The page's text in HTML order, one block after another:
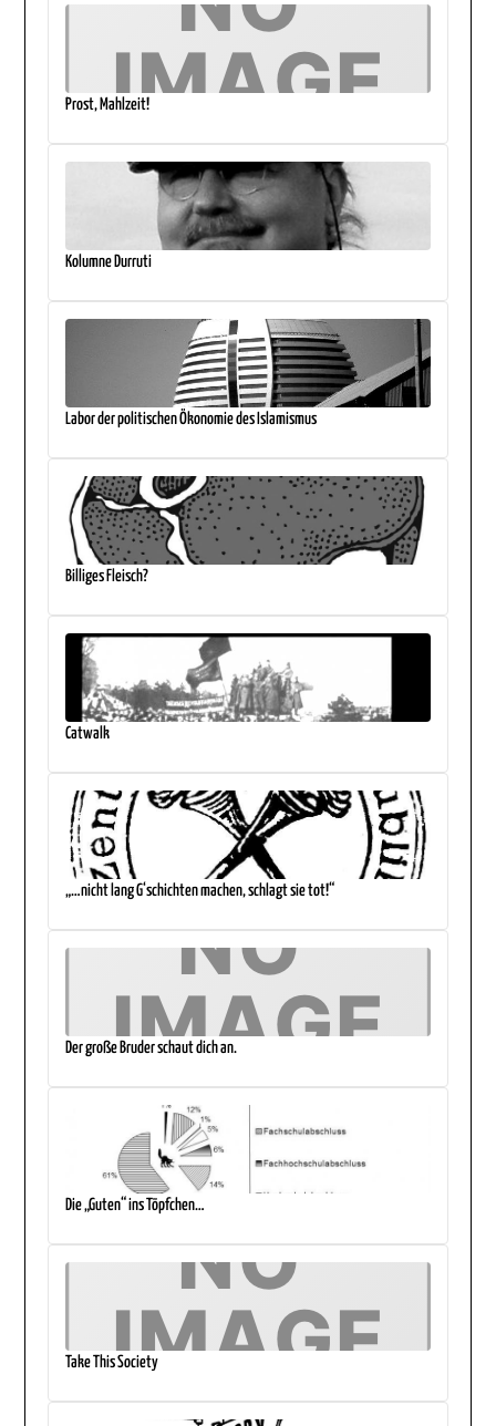
Prost, Mahlzeit!
Kolumne Durruti
Labor der politischen Ökonomie des Islamismus
Billiges Fleisch?
Catwalk
„…nicht lang G‘schichten machen, schlagt sie tot!“
Der große Bruder schaut dich an.
Die „Guten“ ins Töpfchen…
Take This Society